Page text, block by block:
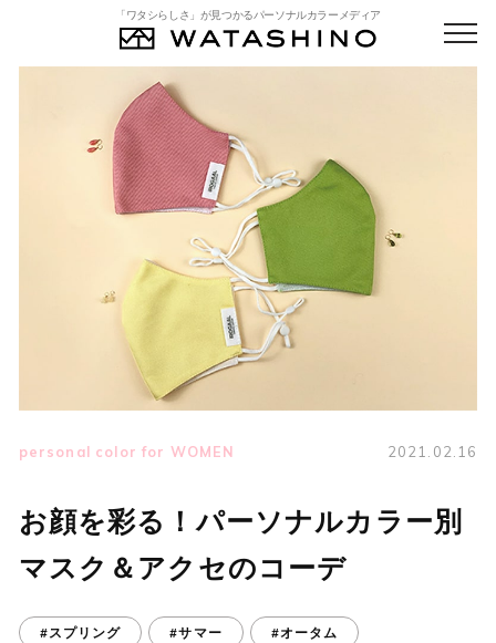
「ワタシらしさ」が見つかるパーソナルカラーメディア
personal color for WOMEN 2021.02.16
お顔を彩る！パーソナルカラー別
マスク＆アクセのコーデ
#スプリング #サマー #オータム